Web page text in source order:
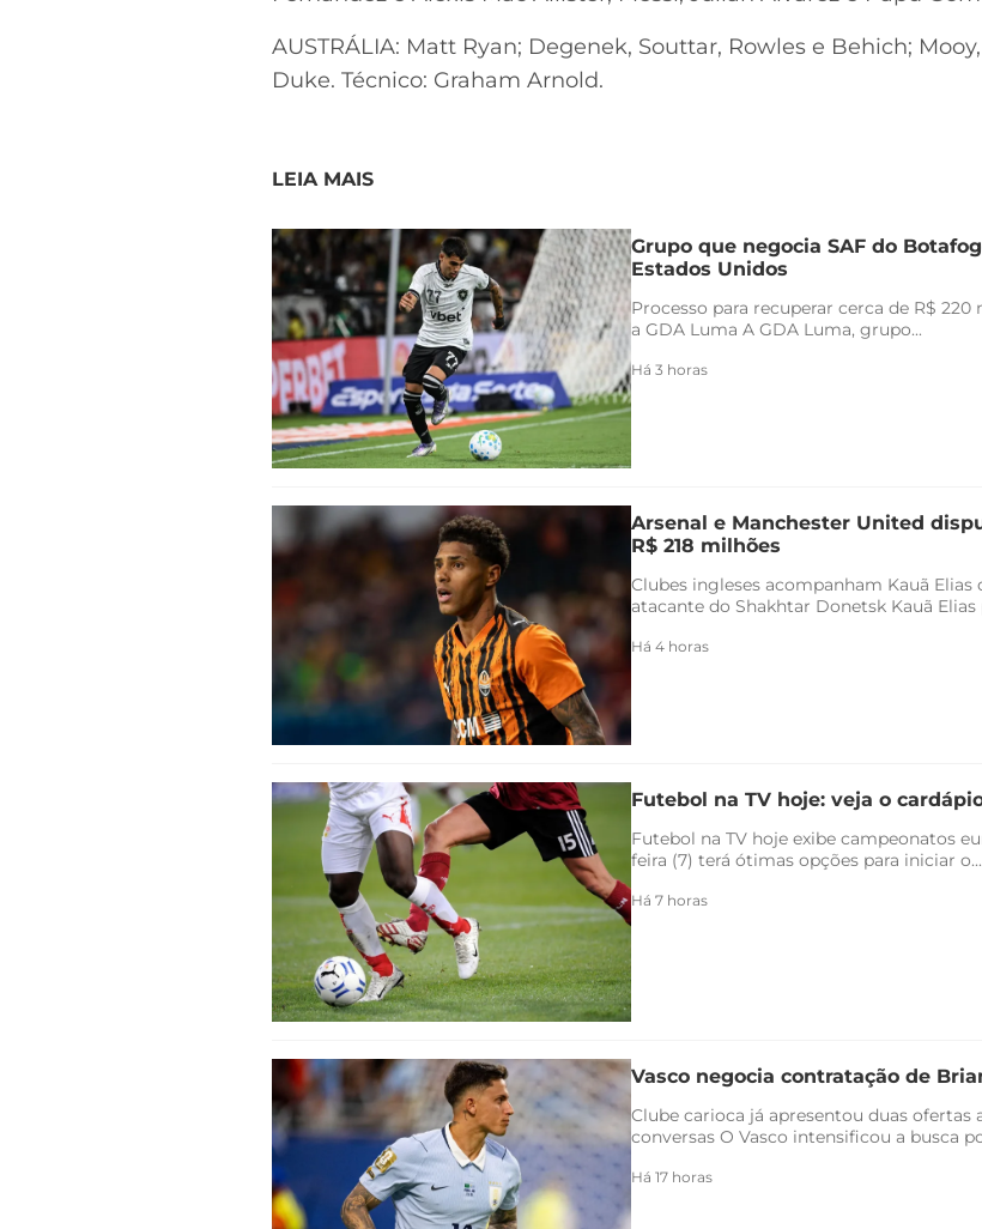
AUSTRÁLIA: Matt Ryan; Degenek, Souttar, Rowles e Behich;
Duke. Técnico: Graham Arnold.
LEIA MAIS
Grupo que negocia SAF do
Estados Unidos
Processo para recuperar cerca de R$
a GDA Luma A GDA Luma, grupo...
Há 3 horas
Arsenal e Manchester United
R$ 218 milhões
Clubes ingleses acompanham Kauã
atacante do Shakhtar Donetsk Kauã Elias
Há 4 horas
Futebol na TV hoje: veja o
Futebol na TV hoje exibe campeonatos
feira (7) terá ótimas opções para iniciar o...
Há 7 horas
Vasco negocia contratação de
Clube carioca já apresentou duas ofertas
conversas O Vasco intensificou a busca
Há 17 horas